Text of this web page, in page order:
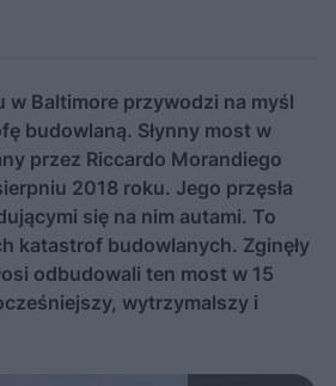
w Baltimore przywodzi na myśl
budowlaną. Słynny most w
przez Riccardo Morandiego
2018 roku. Jego przęsła
się na nim autami. To
katastrof budowlanych. Zginęły
odbudowali ten most w 15
wytrzymalszy i